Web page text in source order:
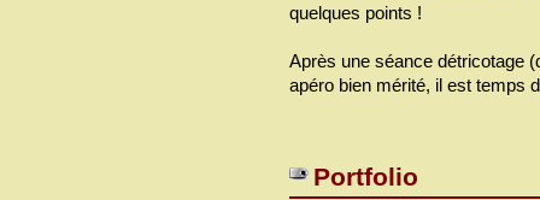
quelques points !
Après une séance détricotage
apéro bien mérité, il est temps
Portfolio